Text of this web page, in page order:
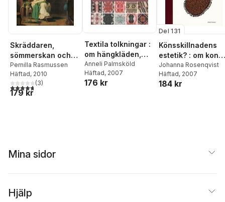
Skräddaren,
sömmerskan och
modet :
arbetsmetoder och
arbetsdelning i
tillverkningen av
Pernilla Rasmussen
Häftad, 2010
4,7utav 5 stjärnor. Totalt antal röster:
(3)
179 kr
Textila tolkningar :
om hängkläden,
drättar, lister och
takdukar
Anneli Palmsköld
Häftad, 2007
176 kr
Del 131
Könsskillnadens
estetik? : om konst
och
i svensk hemslöjd
på 1920- och
Johanna Rosenqvist
Häftad, 2007
184 kr
Mina sidor
Hjälp